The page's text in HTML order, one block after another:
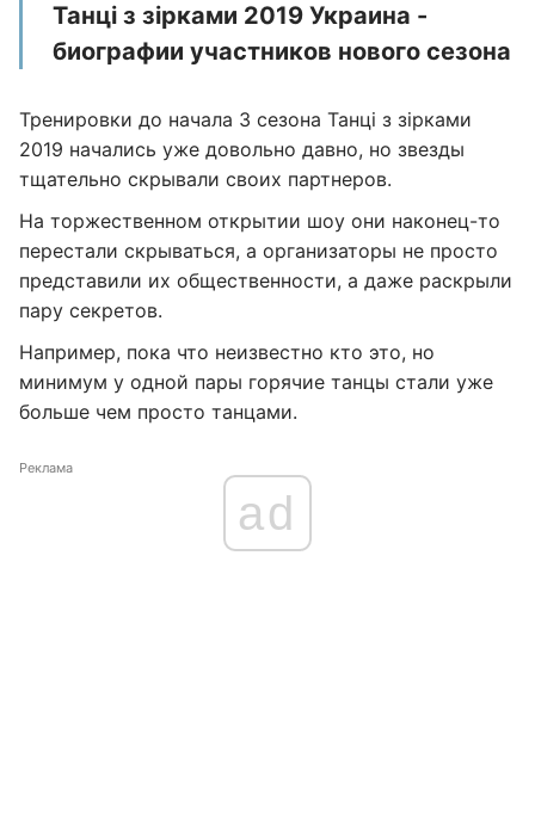
Танці з зірками 2019 Украина -
биографии участников нового сезона
Тренировки до начала 3 сезона Танці з зірками
2019 начались уже довольно давно, но звезды
тщательно скрывали своих партнеров.
На торжественном открытии шоу они наконец-то
перестали скрываться, а организаторы не просто
представили их общественности, а даже раскрыли
пару секретов.
Например, пока что неизвестно кто это, но
минимум у одной пары горячие танцы стали уже
больше чем просто танцами.
Реклама
ad